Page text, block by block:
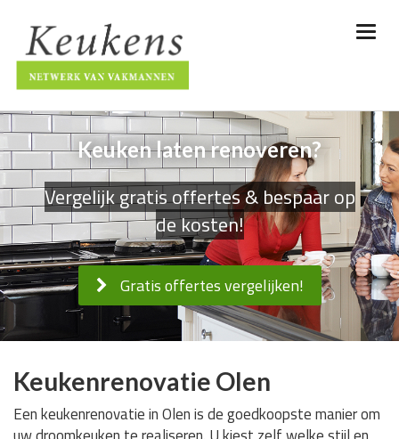
Keuken laten renoveren?
Vergelijk gratis offertes & bespaar op
de kosten!
Gratis offertes vergelijken!
Keukenrenovatie Olen
Een keukenrenovatie in Olen is de goedkoopste manier om